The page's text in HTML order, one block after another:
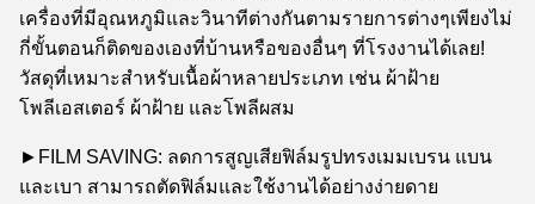
เครื่องที่มีอุณหภูมิและวินาทีต่างกันตามรายการต่างๆเพียงไม่
กี่ขั้นตอนก็ติดของเองที่บ้านหรือของอื่นๆ ที่โรงงานได้เลย!
วัสดุที่เหมาะสำหรับเนื้อผ้าหลายประเภท เช่น ผ้าฝ้าย
โพลีเอสเตอร์ ผ้าฝ้าย และโพลีผสม
►FILM SAVING: ลดการสูญเสียฟิล์มรูปทรงเมมเบรน แบน
และเบา สามารถตัดฟิล์มและใช้งานได้อย่างง่ายดาย